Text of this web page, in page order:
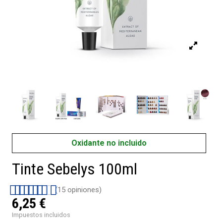
Oxidante no incluido
Tinte Sebelys 100ml
(15 opiniones)
6,25 €
Impuestos incluidos